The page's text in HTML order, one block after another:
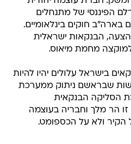
הפיננסי של מתנחלים
בארה"ב חוקים בינלאומיים.
הבנקאות ישראלית
מחמת מיאוס.
בישראל עלולים יהיו להיות
שבראשם ניתוק ממערכת
הסליקה הבנקאית
הר מלך וחבריה בעוצמה
הקיר ולא על הכספומט.